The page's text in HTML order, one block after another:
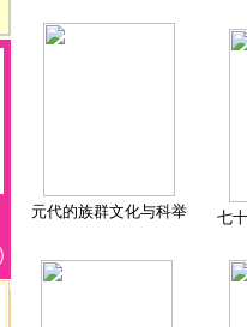
元代的族群文化与科举 七